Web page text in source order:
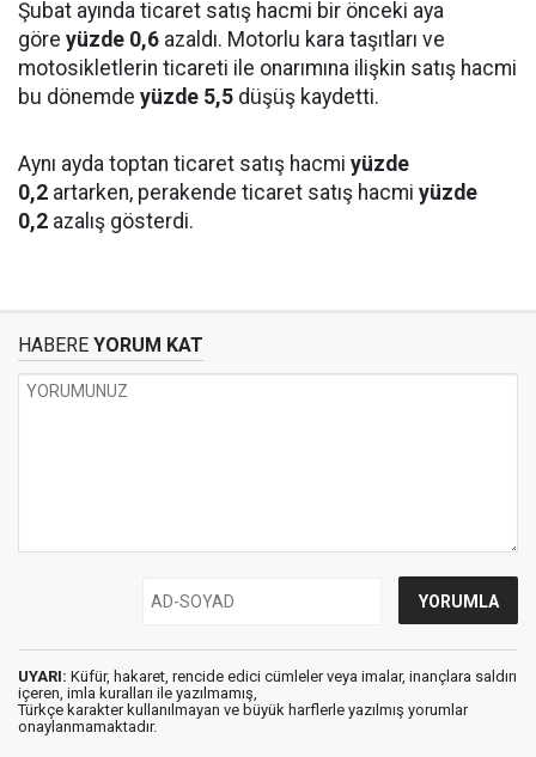
Şubat ayında ticaret satış hacmi bir önceki aya
göre yüzde 0,6 azaldı. Motorlu kara taşıtları ve
motosikletlerin ticareti ile onarımına ilişkin satış hacmi
bu dönemde yüzde 5,5 düşüş kaydetti.
Aynı ayda toptan ticaret satış hacmi yüzde
0,2 artarken, perakende ticaret satış hacmi yüzde
0,2 azalış gösterdi.
HABERE YORUM KAT
UYARI: Küfür, hakaret, rencide edici cümleler veya imalar, inançlara saldırı
içeren, imla kuralları ile yazılmamış,
Türkçe karakter kullanılmayan ve büyük harflerle yazılmış yorumlar
onaylanmamaktadır.